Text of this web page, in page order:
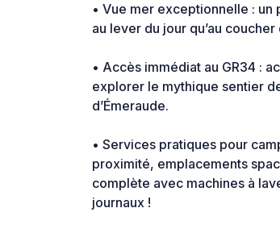
• Vue mer exceptionnelle :
au lever du jour qu’au
• Accès immédiat au GR34 :
explorer le mythique sentier
d’Émeraude.
• Services pratiques pour
proximité, emplacements
complète avec machines à
journaux !